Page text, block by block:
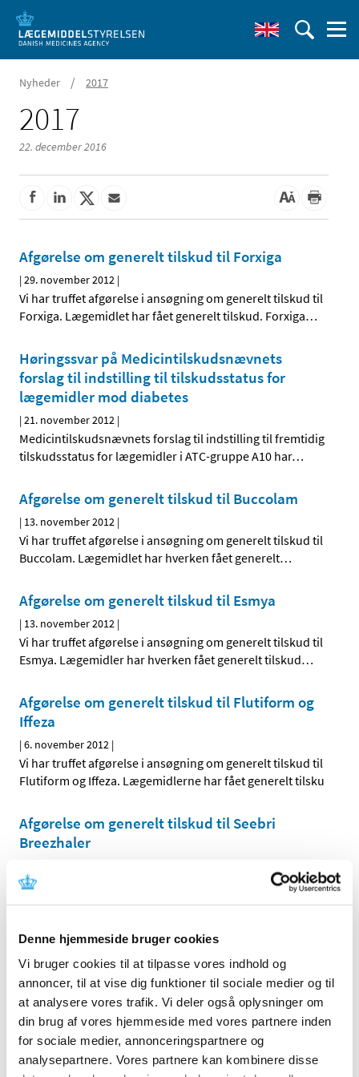
Denne hjemmeside bruger cookies
Vi bruger cookies til at tilpasse vores indhold og
annoncer, til at vise dig funktioner til sociale medier og til
at analysere vores trafik. Vi deler også oplysninger om
din brug af vores hjemmeside med vores partnere inden
for sociale medier, annonceringspartnere og
analysepartnere. Vores partnere kan kombinere disse
Nyheder / 2017
2017
22. december 2016
Afgørelse om generelt tilskud til Forxiga
|29. november 2012 |
Vi har truffet afgørelse i ansøgning om generelt tilskud til
Forxiga. Lægemidlet har fået generelt tilskud. Forxiga…
Høringssvar på Medicintilskudsnævnets
forslag til indstilling til tilskudsstatus for
lægemidler mod diabetes
|21. november 2012 |
Medicintilskudsnævnets forslag til indstilling til fremtidig
tilskudsstatus for lægemidler i ATC-gruppe A10 har…
Afgørelse om generelt tilskud til Buccolam
| 13. november 2012 |
Vi har truffet afgørelse i ansøgning om generelt tilskud til
Buccolam. Lægemidlet har hverken fået generelt…
Afgørelse om generelt tilskud til Esmya
| 13. november 2012 |
Vi har truffet afgørelse i ansøgning om generelt tilskud til
Esmya. Lægemidler har hverken fået generelt tilskud…
Afgørelse om generelt tilskud til Flutiform og
Iffeza
|6. november 2012 |
Vi har truffet afgørelse i ansøgning om generelt tilskud til
Flutiform og Iffeza. Lægemidlerne har fået generelt tilsku
Afgørelse om generelt tilskud til Seebri
Breezhaler
Vi har truffet afgørelse i ansøgning om generelt tilskud til
Seebri Breezhaler. Lægemidler har fået generelt tilskud.
Alle (2506)
TID
2026 (84)
2025 (158)
2024 (224)